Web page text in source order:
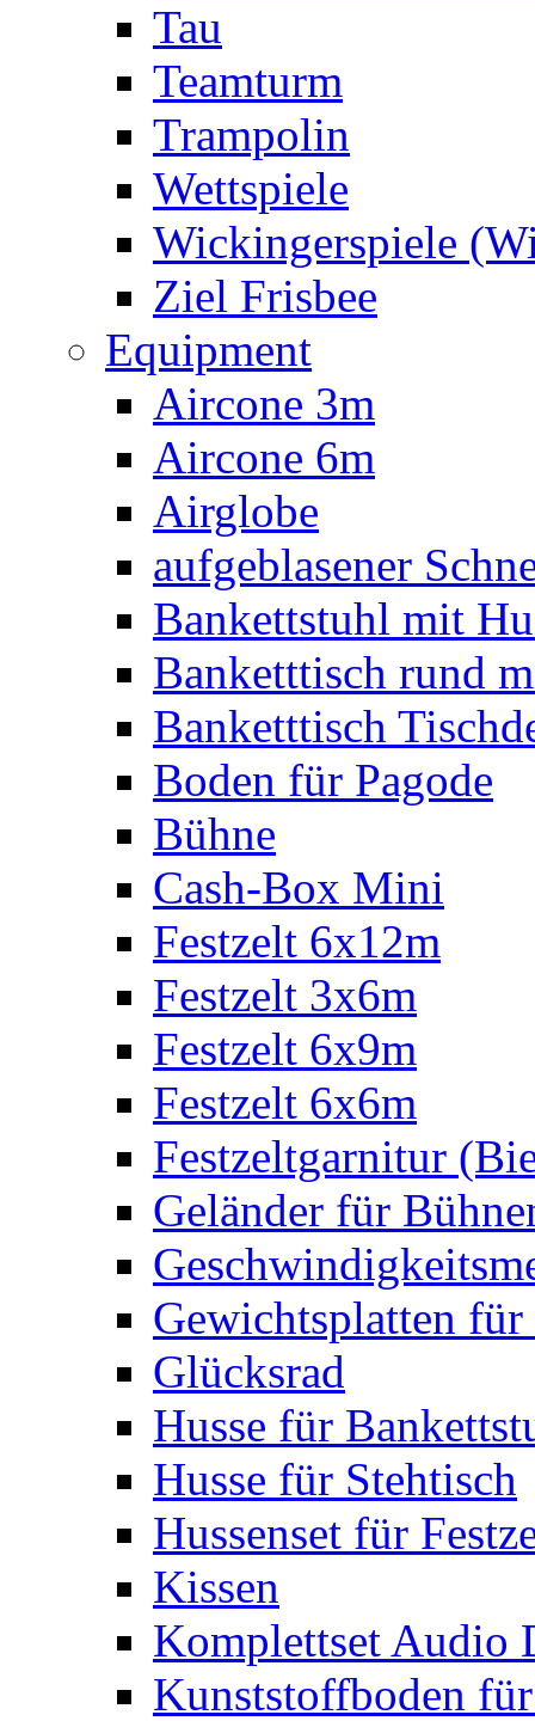
Tau
Teamturm
Trampolin
Wettspiele
Wickingerspiele
Ziel Frisbee
Equipment
Aircone 3m
Aircone 6m
Airglobe
aufgeblasener
Bankettstuhl mit
Banketttisch rund
Banketttisch
Boden für Pagode
Bühne
Cash-Box Mini
Festzelt 6x12m
Festzelt 3x6m
Festzelt 6x9m
Festzelt 6x6m
Festzeltgarnitur
Geländer für
Gewichtsplatten für
Glücksrad
Husse für
Husse für Stehtisch
Hussenset für
Kissen
Komplettset Audio
Kunststoffboden